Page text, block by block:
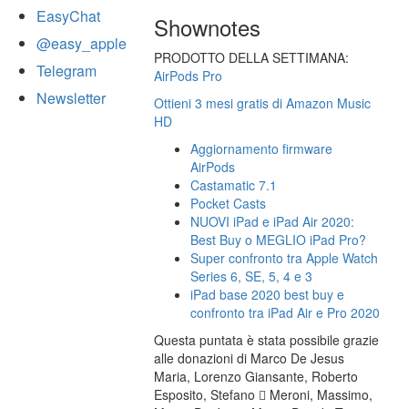
EasyChat
@easy_apple
Telegram
Newsletter
Shownotes
PRODOTTO DELLA SETTIMANA:
AirPods Pro
Ottieni 3 mesi gratis di Amazon Music
HD
Aggiornamento firmware
AirPods
Castamatic 7.1
Pocket Casts
NUOVI iPad e iPad Air 2020:
Best Buy o MEGLIO iPad Pro?
Super confronto tra Apple Watch
Series 6, SE, 5, 4 e 3
iPad base 2020 best buy e
confronto tra iPad Air e Pro 2020
Questa puntata è stata possibile grazie
alle donazioni di Marco De Jesus
Maria, Lorenzo Giansante, Roberto
Esposito, Stefano  Meroni, Massimo,